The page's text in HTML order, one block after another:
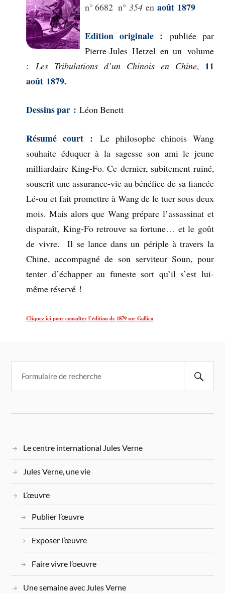
n° 6682 n° 354enaoût 1879
Edition originale : publiée par
Pierre-Jules Hetzel en un volume
:Les Tribulations d’un Chinois en Chine, 11
août 1879.
Dessins par : Léon Benett
Résumé court : Le philosophe chinois Wang
souhaite éduquer à la sagesse son ami le jeune
milliardaire King-Fo. Ce dernier, subitement ruiné,
souscrit une assurance-vie au bénéfice de sa fiancée
Lé-ou et fait promettre à Wang de le tuer sous deux
mois. Mais alors que Wang prépare l’assassinat et
disparaît, King-Fo retrouve sa fortune… et le goût
de vivre. Il se lance dans un périple à travers la
Chine, accompagné de son serviteur Soun, pour
tenter d’échapper au funeste sort qu’il s’est lui-
même réservé !
Cliquez ici pour consulter l’édition de 1879 sur Gallica
Le centre international Jules Verne
Jules Verne, une vie
L’œuvre
Publier l’œuvre
Exposer l’œuvre
Faire vivre l’oeuvre
Une semaine avec Jules Verne